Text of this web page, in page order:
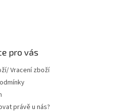
pro vás
Vracení zboží
právě u nás?